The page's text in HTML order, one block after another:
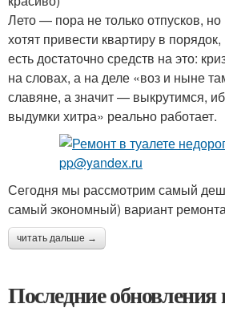
Лето — пора не только отпусков,
хотят привести квартиру в
есть достаточно средств на это:
на словах, а на деле «воз и ныне
славяне, а значит — выкрутимся,
выдумки хитра» реально работает.
Сегодня мы рассмотрим самый
самый экономный) вариант
читать дальше →
Последние обновления